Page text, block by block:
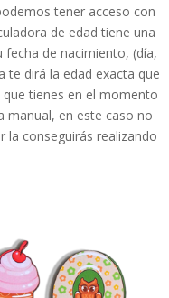
tener acceso con
de edad tiene una
de nacimiento, (día,
te dirá la edad exacta que
tienes en el momento
manual, en este caso no
la conseguirás realizando